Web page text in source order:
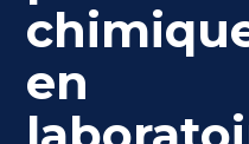
en